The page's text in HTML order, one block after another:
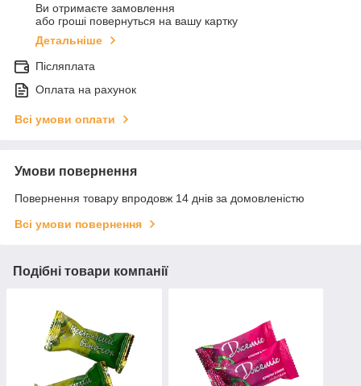
Ви отримаєте замовлення
або гроші повернуться на вашу картку
Детальніше
Післяплата
Оплата на рахунок
Всі умови оплати
Умови повернення
Повернення товару впродовж 14 днів за домовленістю
Всі умови повернення
Подібні товари компанії